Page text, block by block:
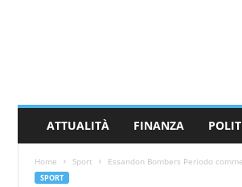
ATTUALITÀ FINANZA
Home Sport Essandon Bombers Periodo
SPORT